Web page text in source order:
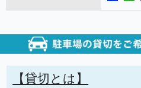
【貸切とは】